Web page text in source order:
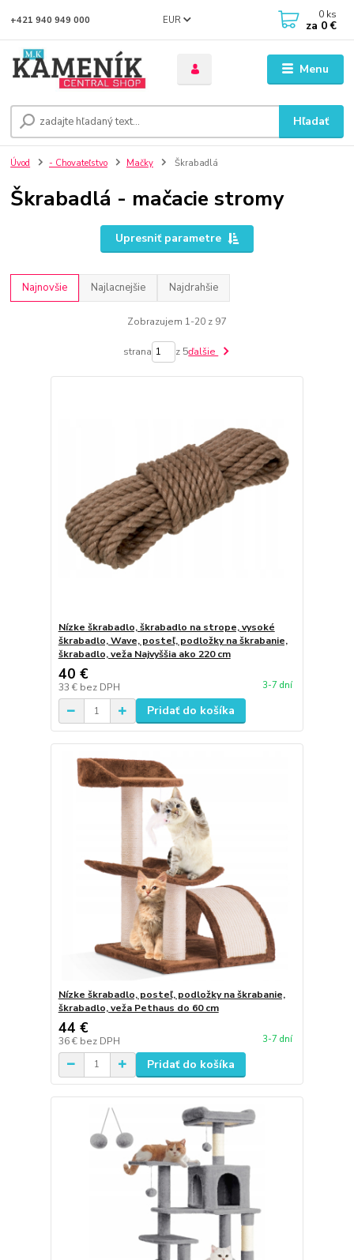
Menu
EUR
Hľadať
+421 940 949 000 0 ks
za 0 €
Úvod - Chovateľstvo Mačky Škrabadlá
Škrabadlá - mačacie stromy
Upresniť parametre
Najnovšie Najlacnejšie Najdrahšie
Zobrazujem 1-20 z 97
strana z 5ďalšie
Nízke škrabadlo, škrabadlo na strope, vysoké
škrabadlo, Wave, posteľ, podložky na škrabanie,
škrabadlo, veža Najvyššia ako 220 cm
40 €
33 € bez DPH 3-7 dní
Pridať do košíka
Nízke škrabadlo, posteľ, podložky na škrabanie,
škrabadlo, veža Pethaus do 60 cm
44 €
36 € bez DPH 3-7 dní
Pridať do košíka